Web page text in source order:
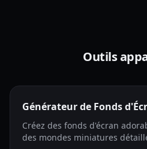
Outils
Générateur de Fonds
Créez des fonds d'écran
des mondes miniatures